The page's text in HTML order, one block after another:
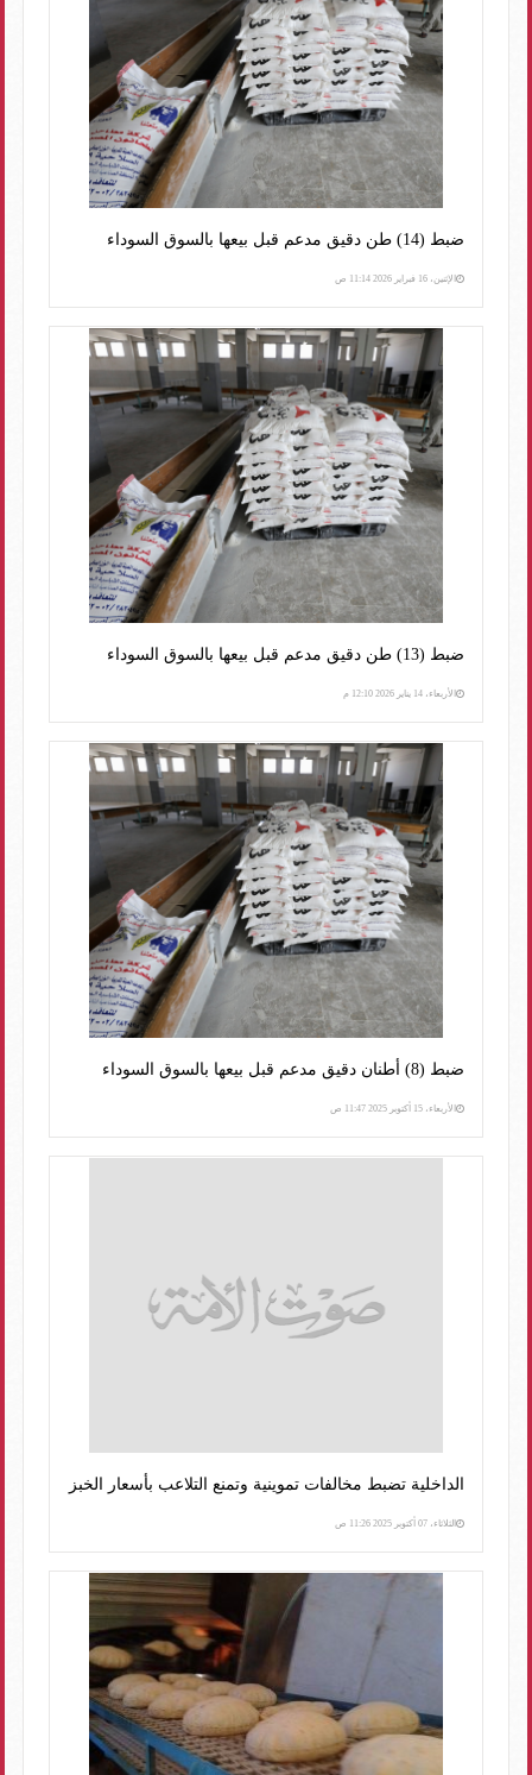
ضبط (14) طن دقيق مدعم قبل بيعها بالسوق السوداء
الإثنين، 16 فبراير 2026 11:14 ص
ضبط (13) طن دقيق مدعم قبل بيعها بالسوق السوداء
الأربعاء، 14 يناير 2026 12:10 م
ضبط (8) أطنان دقيق مدعم قبل بيعها بالسوق السوداء
الأربعاء، 15 أكتوبر 2025 11:47 ص
الداخلية تضبط مخالفات تموينية وتمنع التلاعب بأسعار الخبز
الثلاثاء، 07 أكتوبر 2025 11:26 ص